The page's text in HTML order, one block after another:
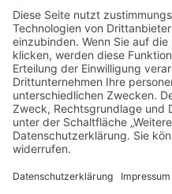
Sonstige
Kontakt
Facebook
Anfahrt & Lageplan